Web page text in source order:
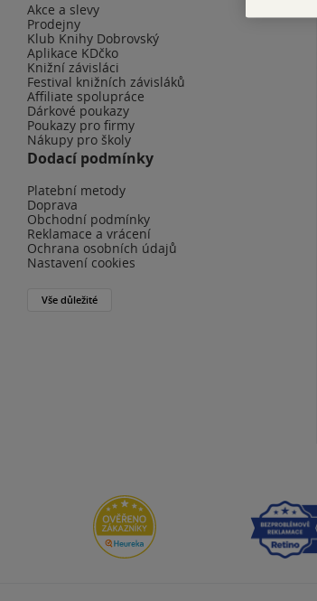
Akce a slevy
Prodejny
Klub Knihy Dobrovský
Aplikace KDčko
Knižní závisláci
Festival knižních závisláků
Affiliate spolupráce
Dárkové poukazy
Poukazy pro firmy
Nákupy pro školy
Dodací podmínky
Platební metody
Doprava
Obchodní podmínky
Reklamace a vrácení
Ochrana osobních údajů
Nastavení cookies
Vše důležité